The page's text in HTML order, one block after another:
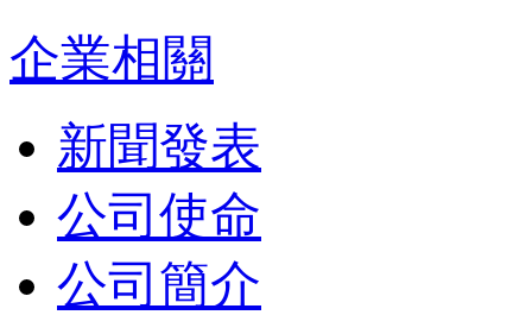
企業相關
新聞發表
公司使命
公司簡介